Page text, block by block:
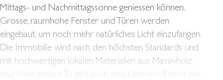
Mittags- und Nachmittagssonne geniessen können.
Grosse, raumhohe Fenster und Türen werden
eingebaut, um noch mehr natürliches Licht einzufangen.
Die Immobilie wird nach den höchsten Standards und
mit hochwertigen lokalen Materialien aus Massivholz
und Stein gebaut. Es gibt auch eine Liste von Extras, bei